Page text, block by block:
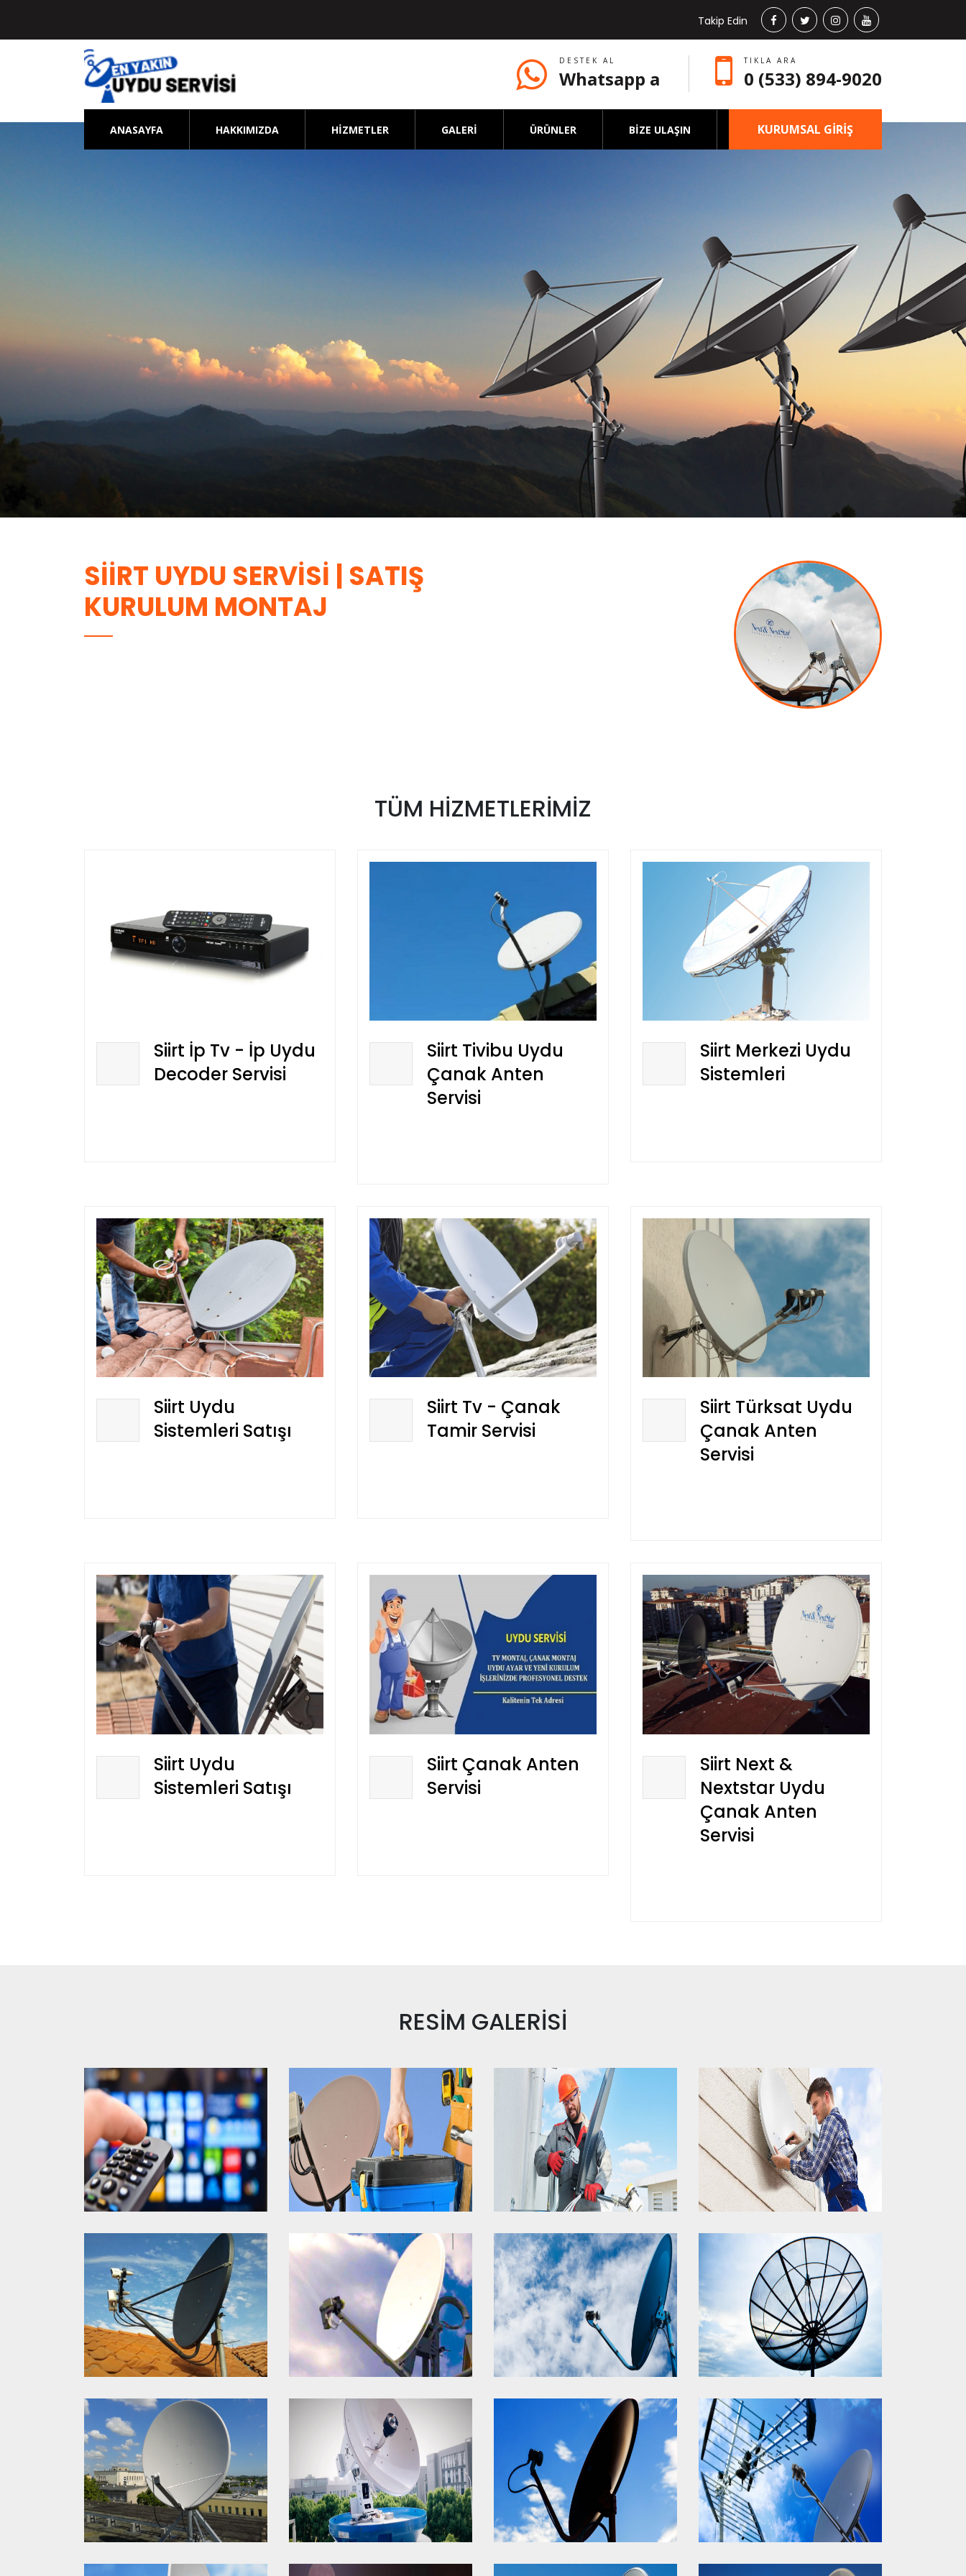
Takip Edin
DESTEK AL
Whatsapp a
TIKLA ARA
0 (533) 894-9020
ANASAYFA HAKKIMIZDA HİZMETLER GALERİ ÜRÜNLER BİZE ULAŞIN KURUMSAL GİRİŞ
SIIRT UYDU SERVISI | SATIŞ
KURULUM MONTAJ
TÜM HİZMETLERİMİZ
Siirt İp Tv - İp Uydu
Decoder Servisi
Siirt Tivibu Uydu
Çanak Anten
Servisi
Siirt Merkezi Uydu
Sistemleri
Siirt Uydu
Sistemleri Satışı
Siirt Tv - Çanak
Tamir Servisi
Siirt Türksat Uydu
Çanak Anten
Servisi
Siirt Uydu
Sistemleri Satışı
Siirt Çanak Anten
Servisi
Siirt Next &
Nextstar Uydu
Çanak Anten
Servisi
RESİM GALERİSİ